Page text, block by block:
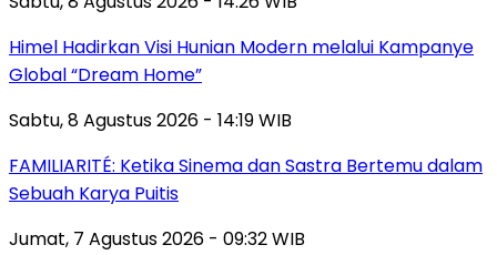
Himel Hadirkan Visi Hunian Modern melalui Kampanye
Global “Dream Home”
Sabtu, 8 Agustus 2026 - 14:19 WIB
FAMILIARITÉ: Ketika Sinema dan Sastra Bertemu dalam
Sebuah Karya Puitis
Jumat, 7 Agustus 2026 - 09:32 WIB